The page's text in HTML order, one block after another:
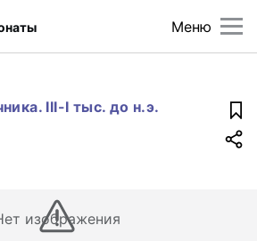
Меню
III-I тыс. до н.э.
изображения